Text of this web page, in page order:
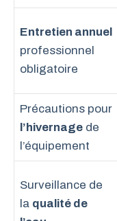
Entretien annuel
professionnel
obligatoire
Précautions pour
l’hivernage de
l’équipement
Surveillance de
la qualité de